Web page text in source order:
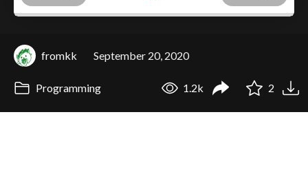
fromkk September 20, 2020
Programming 1.2k 2